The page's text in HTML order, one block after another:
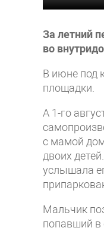
За летний
во
В июне под
площадки.
А 1-го
с мамой
двоих
услышала
Мальчик
попавший в